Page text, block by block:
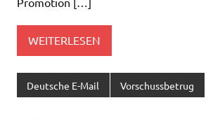
WEITERLESEN
Deutsche E-Mail Vorschussbetrug